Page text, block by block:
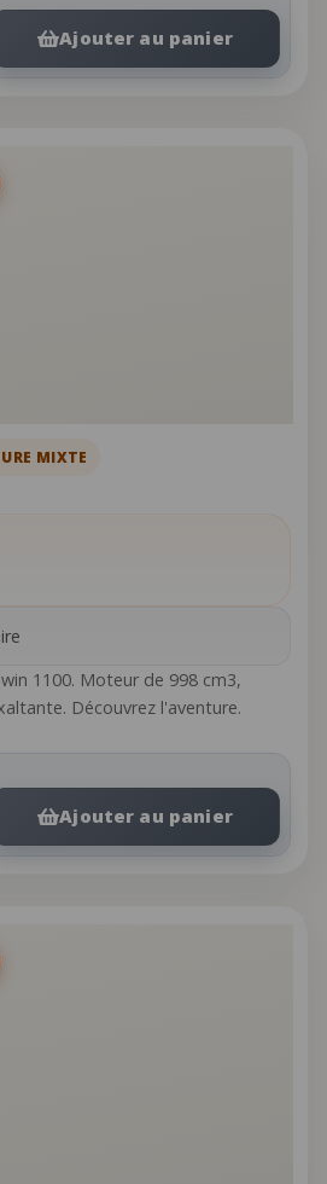
Ajouter au panier
MIXTE
1100. Moteur de 998 cm3,
Découvrez l'aventure.
Ajouter au panier